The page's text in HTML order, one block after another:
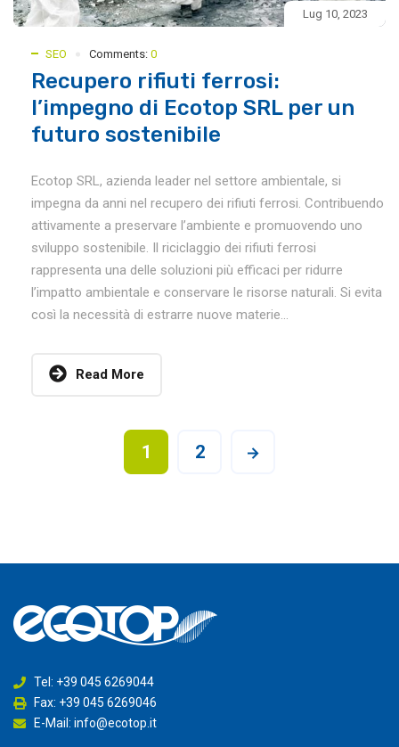
Lug 10, 2023
SEO Comments: 0
Recupero rifiuti ferrosi:
l’impegno di Ecotop SRL per un
futuro sostenibile
Ecotop SRL, azienda leader nel settore ambientale, si
impegna da anni nel recupero dei rifiuti ferrosi. Contribuendo
attivamente a preservare l’ambiente e promuovendo uno
sviluppo sostenibile. Il riciclaggio dei rifiuti ferrosi
rappresenta una delle soluzioni più efficaci per ridurre
l’impatto ambientale e conservare le risorse naturali. Si evita
così la necessità di estrarre nuove materie...
Read More
1 2
Tel: +39 045 6269044
Fax: +39 045 6269046
E-Mail: info@ecotop.it